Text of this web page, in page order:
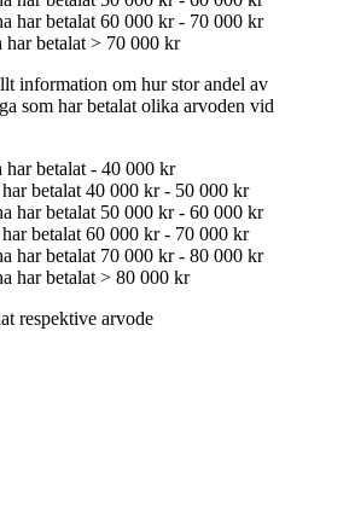
har betalat 60 000 kr- 70 000 kr
har betalat > 70 000 kr
information om hur stor andel av
som har betalat olika arvoden vid
har betalat - 40 000 kr
betalat 40 000 kr- 50 000 kr
har betalat 50 000 kr- 60 000 kr
betalat 60 000 kr- 70 000 kr
har betalat 70 000 kr- 80 000 kr
har betalat > 80 000 kr
respektive arvode